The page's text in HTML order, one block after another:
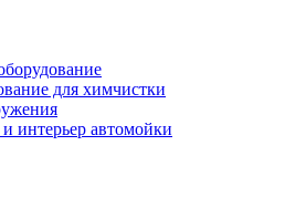
для химчистки
интерьер автомойки